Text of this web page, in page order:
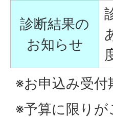
診断結果の
お知らせ
※お申込み受付
※予算に限り